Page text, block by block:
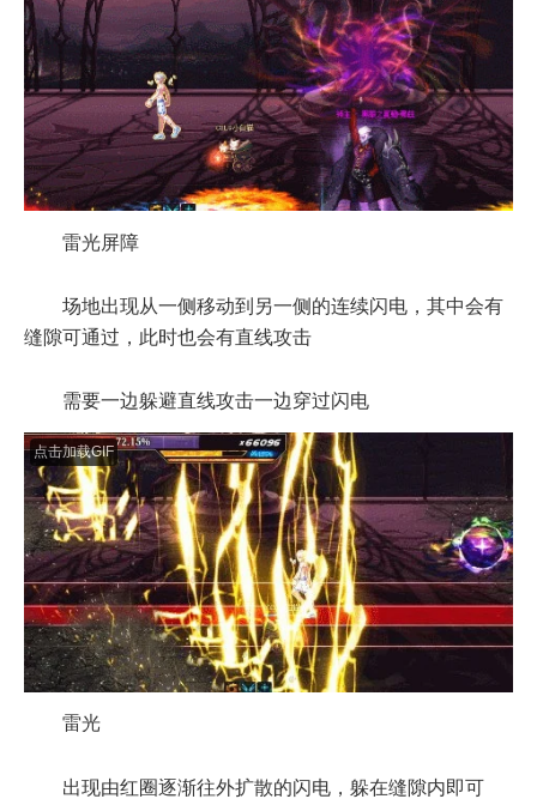
雷光屏障
场地出现从一侧移动到另一侧的连续闪电，其中会有
缝隙可通过，此时也会有直线攻击
需要一边躲避直线攻击一边穿过闪电
点击加载GIF
雷光
出现由红圈逐渐往外扩散的闪电，躲在缝隙内即可